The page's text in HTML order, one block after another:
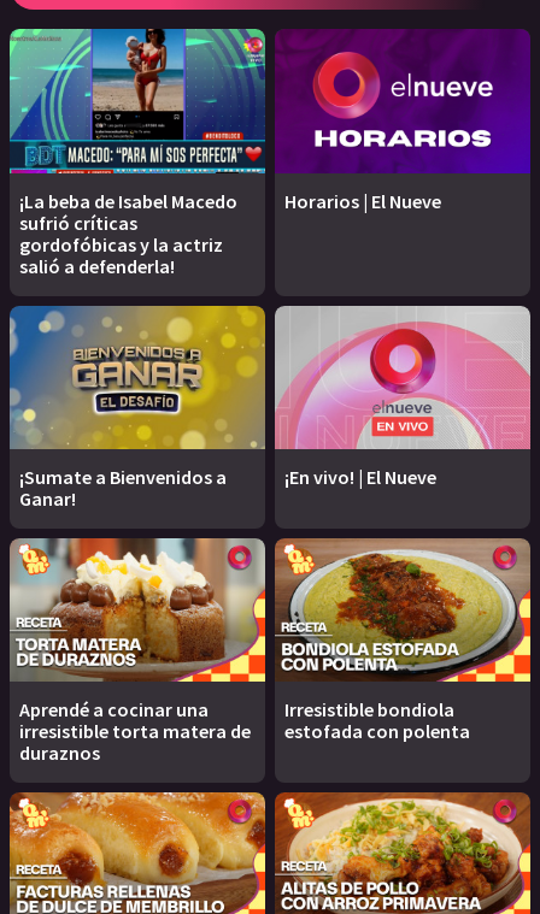
¡La beba de Isabel Macedo
sufrió críticas
gordofóbicas y la actriz
salió a defenderla!
Horarios | El Nueve
¡Sumate a Bienvenidos a
Ganar!
¡En vivo! | El Nueve
Aprendé a cocinar una
irresistible torta matera de
duraznos
Irresistible bondiola
estofada con polenta